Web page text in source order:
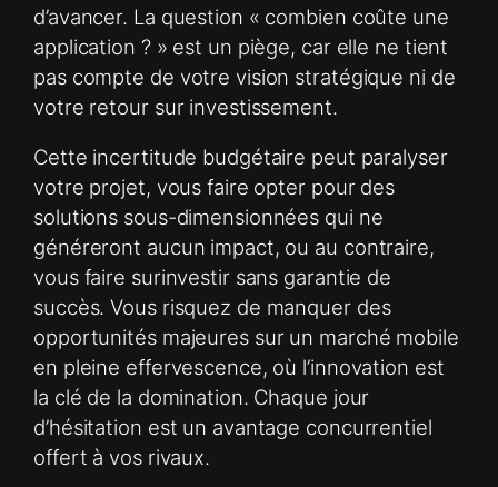
d’avancer. La question « combien coûte une
application ? » est un piège, car elle ne tient
pas compte de votre vision stratégique ni de
votre retour sur investissement.
Cette incertitude budgétaire peut paralyser
votre projet, vous faire opter pour des
solutions sous-dimensionnées qui ne
généreront aucun impact, ou au contraire,
vous faire surinvestir sans garantie de
succès. Vous risquez de manquer des
opportunités majeures sur un marché mobile
en pleine effervescence, où l’innovation est
la clé de la domination. Chaque jour
d’hésitation est un avantage concurrentiel
offert à vos rivaux.